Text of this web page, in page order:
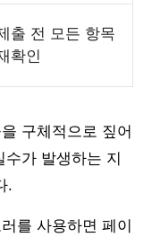
출 전 모든 항목
확인
구체적으로 짚어
가 발생하는 지
.
를 사용하면 페이